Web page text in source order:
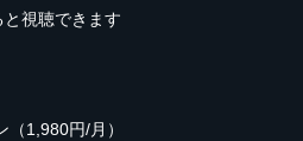
視聴できます
1,980円/月）